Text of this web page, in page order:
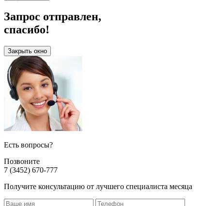
Запрос отправлен,
спасибо!
Закрыть окно
Есть вопросы?
Позвоните
7 (3452) 670-777
Получите консультацию от лучшего специалиста месяца